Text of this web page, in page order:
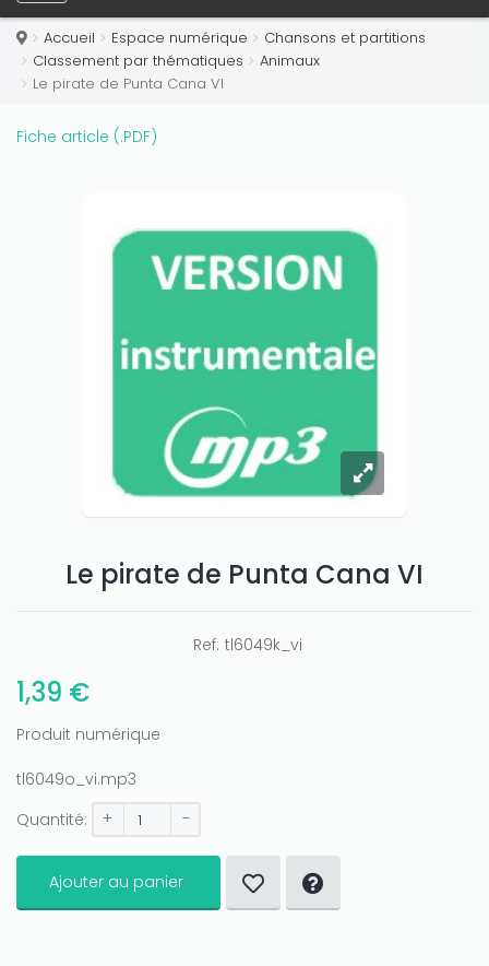
Accueil Espace numérique
Chansons et partitions
Classement par thématiques
Animaux
Le pirate de Punta Cana VI
Fiche article (.PDF)
Le pirate de Punta Cana VI
Ref: tl6049k_vi
1,39 €
Produit numérique
tl6049o_vi.mp3
Quantité:
+ -
Ajouter au panier